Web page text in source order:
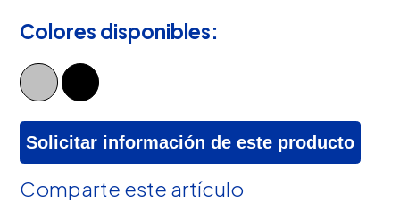
Colores disponibles:
Solicitar información de este producto
Comparte este artículo